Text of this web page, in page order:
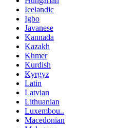
Icelandic
Igbo
Javanese
Kannada
Kazakh
Khmer
Kurdish
Kyrgyz
Latin
Latvian
Lithuanian
Luxembou..
Macedonian